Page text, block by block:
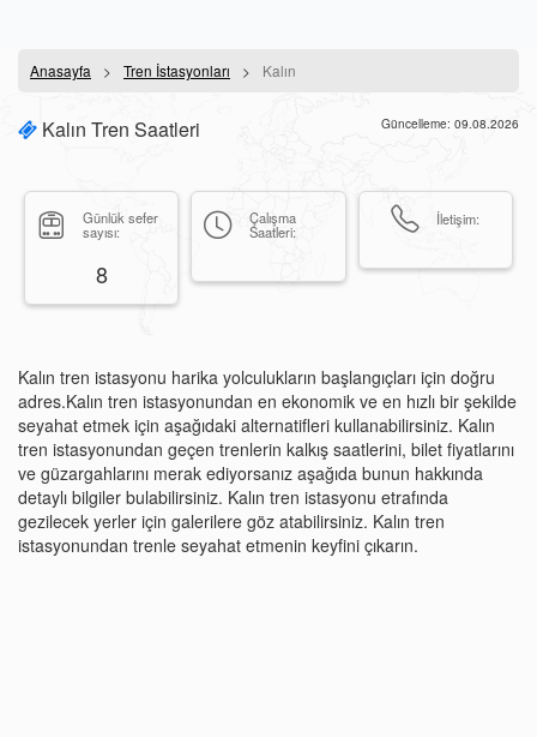
Anasayfa Tren İstasyonları Kalın
Kalın Tren Saatleri Güncelleme: 09.08.2026
Günlük sefer
sayısı:
8
Çalışma
Saatleri:
İletişim:
Kalın tren istasyonu harika yolculukların başlangıçları için doğru
adres.Kalın tren istasyonundan en ekonomik ve en hızlı bir şekilde
seyahat etmek için aşağıdaki alternatifleri kullanabilirsiniz. Kalın
tren istasyonundan geçen trenlerin kalkış saatlerini, bilet fiyatlarını
ve güzargahlarını merak ediyorsanız aşağıda bunun hakkında
detaylı bilgiler bulabilirsiniz. Kalın tren istasyonu etrafında
gezilecek yerler için galerilere göz atabilirsiniz. Kalın tren
istasyonundan trenle seyahat etmenin keyfini çıkarın.